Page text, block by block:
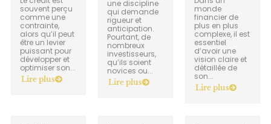
souvent perçu
comme une
contrainte,
alors qu’il peut
être un levier
puissant pour
développer et
optimiser son...
Lire plus
une discipline
qui demande
rigueur et
anticipation.
Pourtant, de
nombreux
investisseurs,
qu’ils soient
novices ou...
Lire plus
monde
financier de
plus en plus
complexe, il est
essentiel
d’avoir une
vision claire et
détaillée de
son...
Lire plus